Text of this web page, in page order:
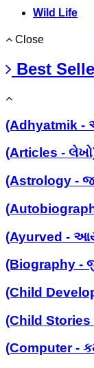
Wild Life
Close
Best
(Adhyatmik -
(Articles -
(Astrology -
(Ayurved -
(Biography -
(Child
(Child Stories -
(Computer -